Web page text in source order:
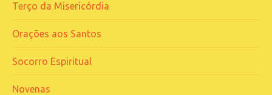
Terço da Misericórdia
Orações aos Santos
Socorro Espiritual
Novenas